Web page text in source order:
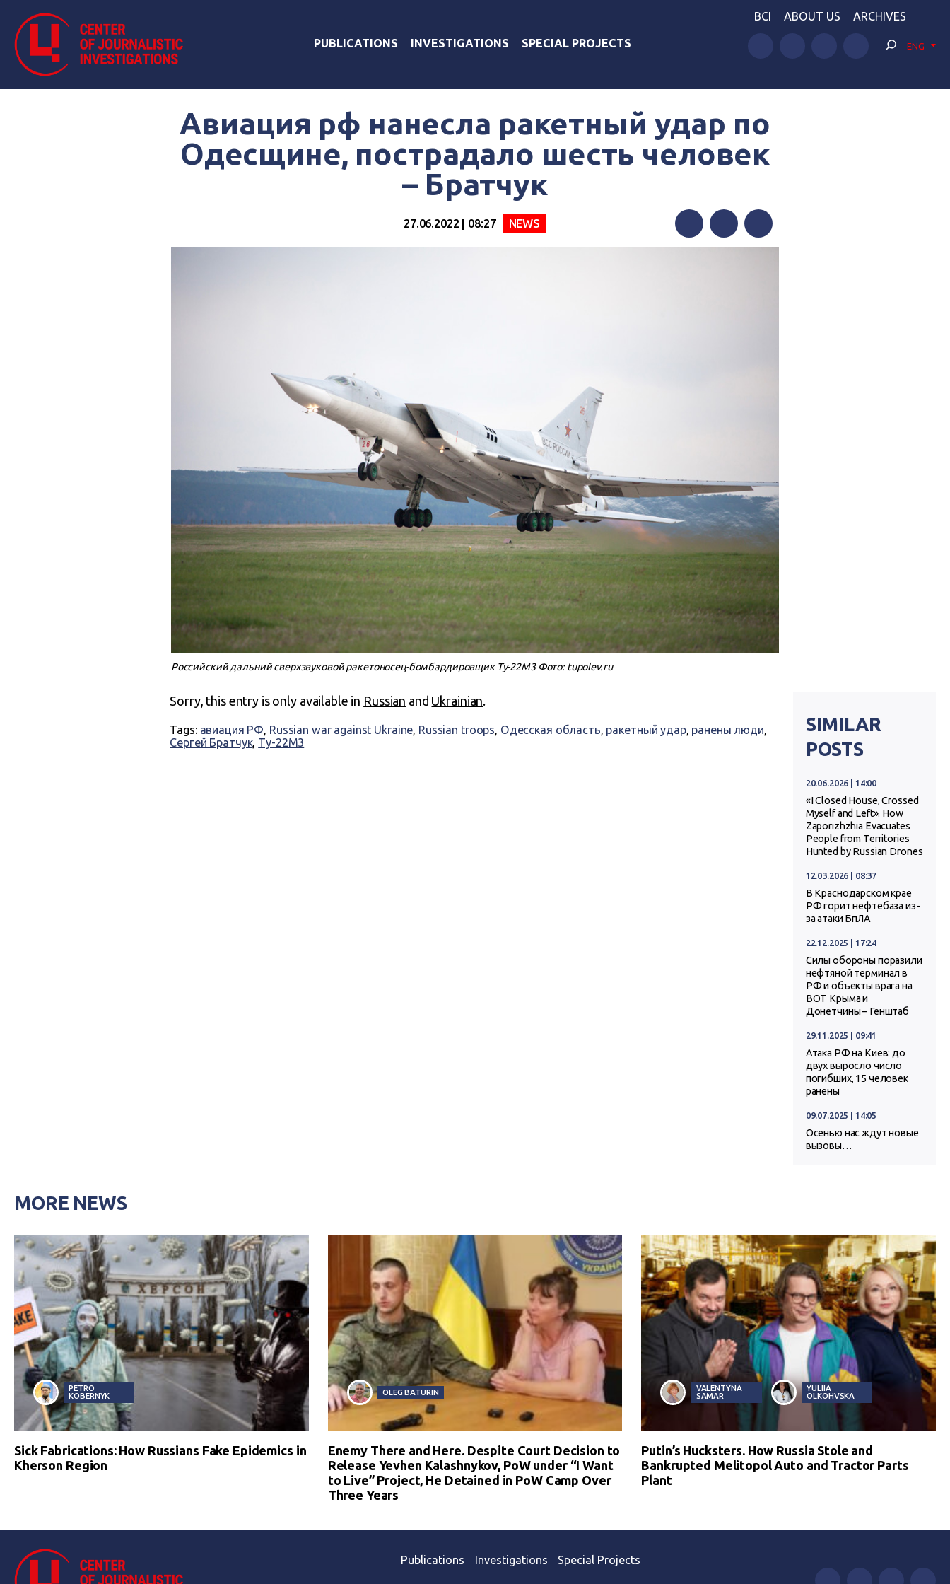
PUBLICATIONS INVESTIGATIONS SPECIAL PROJECTS
BCI ABOUT US ARCHIVES
ENG
Авиация рф нанесла ракетный удар по
Одесщине, пострадало шесть человек
– Братчук
27.06.2022 | 08:27 NEWS
Российский дальний сверхзвуковой ракетоносец-бомбардировщик Ту-22М3 Фото: tupolev.ru
Sorry, this entry is only available in Russian and Ukrainian.
Tags: авиация РФ, Russian war against Ukraine, Russian troops, Одесская область, ракетный удар, ранены люди,
Сергей Братчук, Ту-22М3
SIMILAR
POSTS
20.06.2026 | 14:00
«I Closed House, Crossed
Myself and Left». How
Zaporizhzhia Evacuates
People from Territories
Hunted by Russian Drones
12.03.2026 | 08:37
В Краснодарском крае
РФ горит нефтебаза из-
за атаки БпЛА
22.12.2025 | 17:24
Силы обороны поразили
нефтяной терминал в
РФ и объекты врага на
ВОТ Крыма и
Донетчины – Генштаб
29.11.2025 | 09:41
Атака РФ на Киев: до
двух выросло число
погибших, 15 человек
ранены
09.07.2025 | 14:05
Осенью нас ждут новые
вызовы…
MORE NEWS
PETRO
KOBERNYK
Sick Fabrications: How Russians Fake Epidemics in
Kherson Region
OLEG BATURIN
Enemy There and Here. Despite Court Decision to
Release Yevhen Kalashnykov, PoW under “I Want
to Live” Project, He Detained in PoW Camp Over
Three Years
VALENTYNA
SAMAR
YULIIA
OLKOHVSKA
Putin’s Hucksters. How Russia Stole and
Bankrupted Melitopol Auto and Tractor Parts
Plant
Publications Investigations Special Projects